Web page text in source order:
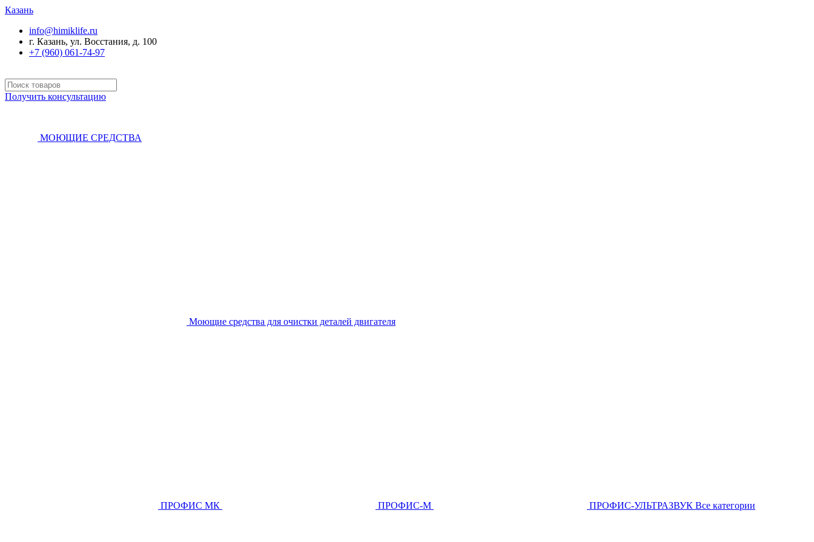
Казань
info@himiklife.ru
г. Казань, ул. Восстания, д. 100
+7 (960) 061-74-97
Получить консультацию
МОЮЩИЕ СРЕДСТВА
Моющие средства для очистки деталей двигателя
ПРОФИС МК ПРОФИС-М ПРОФИС-УЛЬТРАЗВУК Все категории